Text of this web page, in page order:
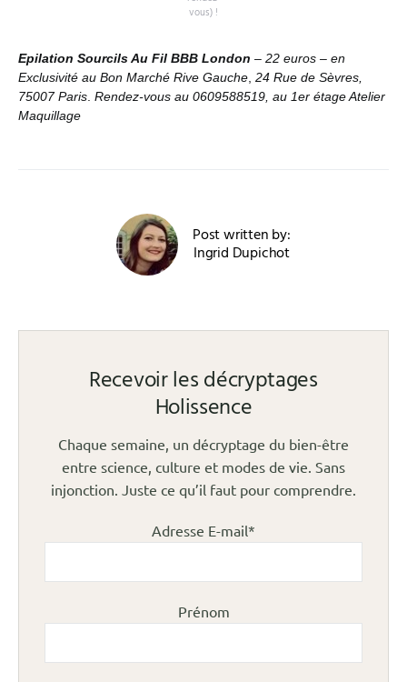
vous) !
Epilation Sourcils Au Fil BBB London – 22 euros – en
Exclusivité au Bon Marché Rive Gauche 24 Rue de Sèvres,
75007 Paris Rendez-vous au 0609588519, au 1er étage Atelier
Maquillage
Post written by:
Ingrid Dupichot
Recevoir les décryptages
Holissence
Chaque semaine, un décryptage du bien-être
entre science, culture et modes de vie. Sans
injonction. Juste ce qu’il faut pour comprendre.
Adresse E-mail*
Prénom